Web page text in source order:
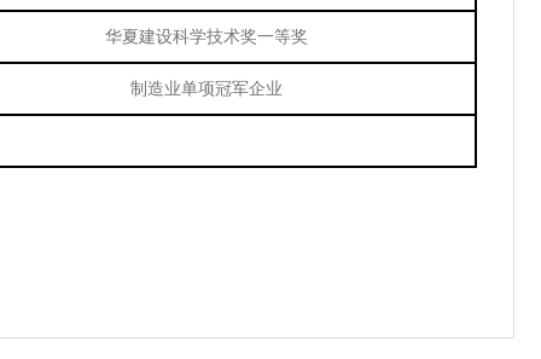
华夏建设科学技术奖一等奖
制造业单项冠军企业